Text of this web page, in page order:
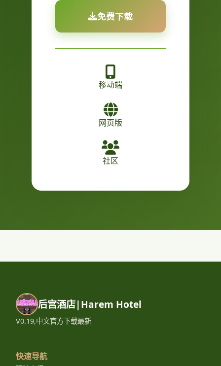
免费下载
移动端
网页版
社区
后宫酒店|Harem Hotel
V0.19,中文官方下载最新
快速导航